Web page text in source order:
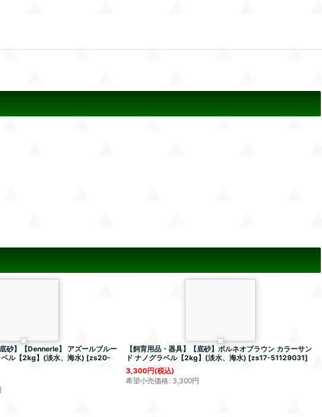
砂】【Dennerle】 アズールブルー
ル【2kg】(淡水、海水) [zs20-
【飼育用品・器具】【底砂】ボルネオブラウン カラーサン
ド ナノグラベル【2kg】(淡水、海水) [zs17-51129031]
3,300円(税込)
希望小売価格: 3,300円